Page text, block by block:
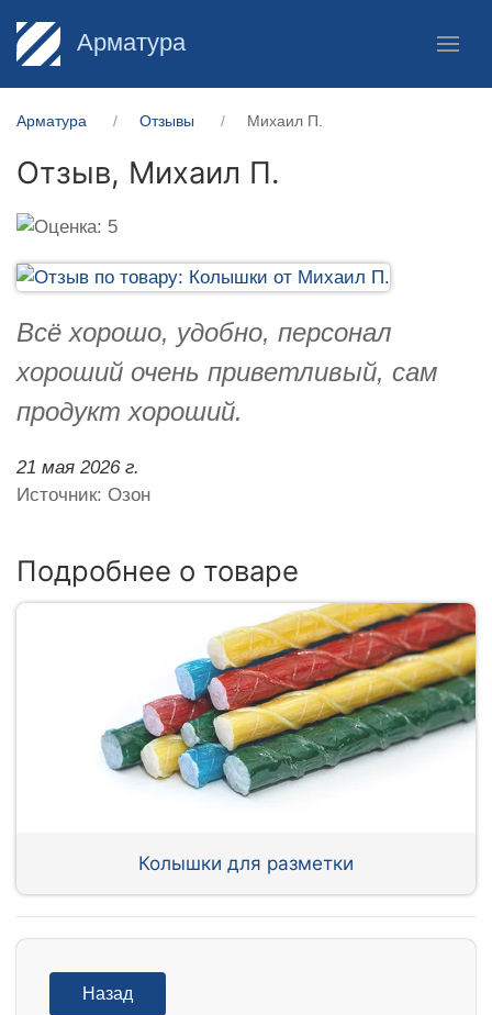
Арматура
Арматура Отзывы Михаил П.
Отзыв, Михаил П.
Всё хорошо, удобно, персонал
хороший очень приветливый, сам
продукт хороший.
21 мая 2026 г.
Источник: Озон
Подробнее о товаре
Колышки для разметки
Назад